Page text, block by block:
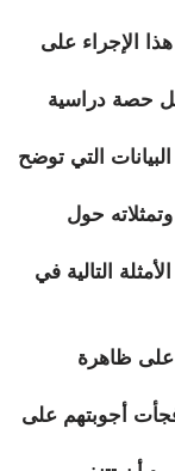
الإجراء على
حصة دراسية
التي توضح
حول
التالية في
على ظاهرة
أجوبتهم على